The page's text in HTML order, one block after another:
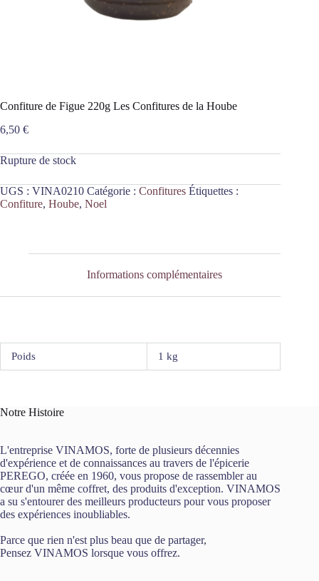
Confiture de Figue 220g Les Confitures de la Hoube
6,50 €
Rupture de stock
UGS : VINA0210 Catégorie : Confitures Étiquettes :
Confiture, Hoube, Noel
Informations complémentaires
Poids 1 kg
Notre Histoire
L'entreprise VINAMOS, forte de plusieurs décennies
d'expérience et de connaissances au travers de l'épicerie
PEREGO, créée en 1960, vous propose de rassembler au
cœur d'un même coffret, des produits d'exception. VINAMOS
a su s'entourer des meilleurs producteurs pour vous proposer
des expériences inoubliables.
Parce que rien n'est plus beau que de partager,
Pensez VINAMOS lorsque vous offrez.